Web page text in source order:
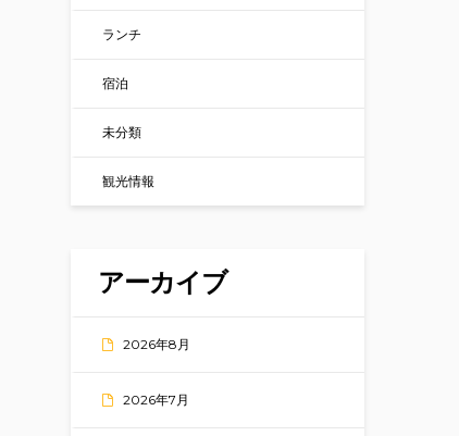
ランチ
宿泊
未分類
観光情報
アーカイブ
2026年8月
2026年7月